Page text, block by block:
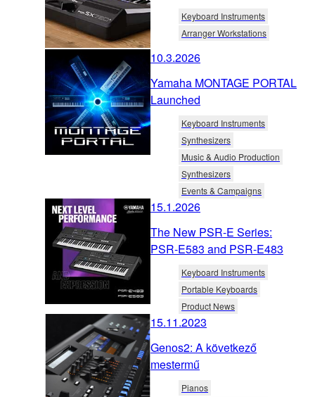
Keyboard Instruments
Arranger Workstations
10.3.2026
Yamaha MONTAGE PORTAL
Launched
Keyboard Instruments
Synthesizers
Music & Audio Production
Synthesizers
Events & Campaigns
15.1.2026
The New PSR-E Series:
PSR-E583 and PSR-E483
Keyboard Instruments
Portable Keyboards
Product News
15.11.2023
Genos2: A következő
mestermű
Pianos